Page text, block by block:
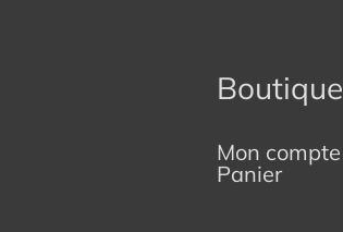
Boutique
Mon compte
Panier